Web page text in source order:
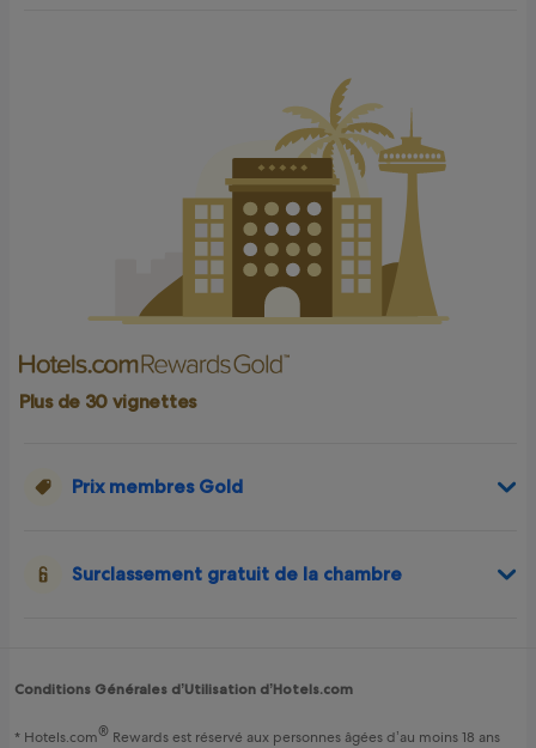
Plus de 30 vignettes
Prix membres Gold
Surclassement gratuit de la chambre
Conditions Générales d’Utilisation d’Hotels.com
* Hotels.com® Rewardsest réservé aux personnes âgées d’au moins 18 ans